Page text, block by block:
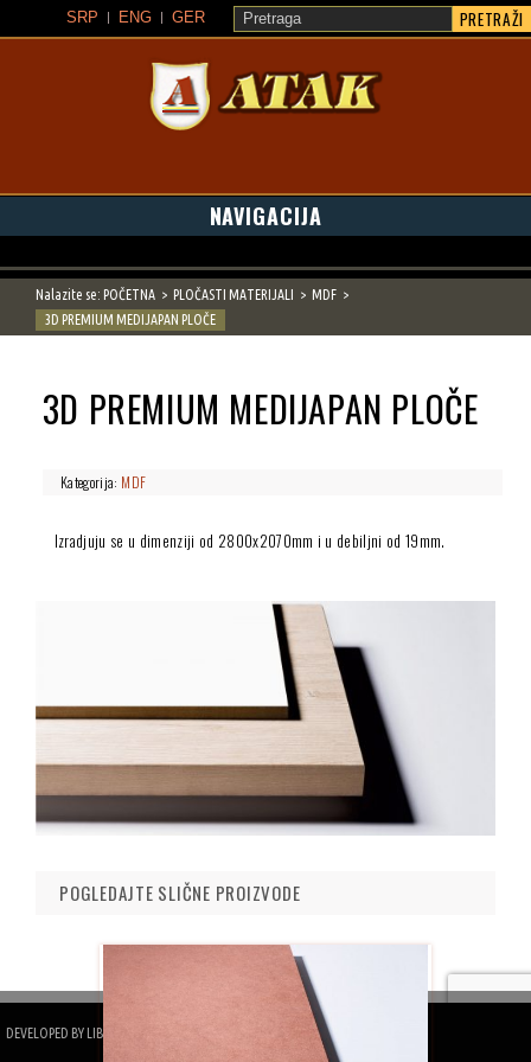
PRETRAŽI
SRP ENG GER
NAVIGACIJA
Nalazite se: POČETNA PLOČASTI MATERIJALI
MDF
3D PREMIUM MEDIJAPAN PLOČE
3D PREMIUM MEDIJAPAN PLOČE
Kategorija: MDF
Izradjuju se u dimenziji od 2800x2070mm i u debiljni od 19mm.
POGLEDAJTE SLIČNE PROIZVODE
DEVELOPED BY LIBRA DESIGN